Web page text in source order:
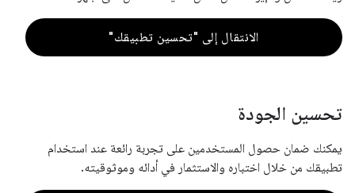
الانتقال إلى "تحسين تطبيقك"
تحسين الجودة
يمكنك ضمان حصول المستخدمين على تجربة رائعة عند استخدام
تطبيقك من خلال اختباره والاستثمار في أدائه وموثوقيته.